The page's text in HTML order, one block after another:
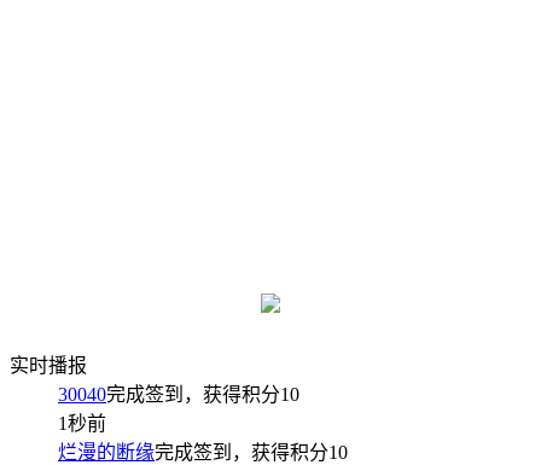
实时播报
30040完成签到，获得积分10
1秒前
烂漫的断缘完成签到，获得积分10